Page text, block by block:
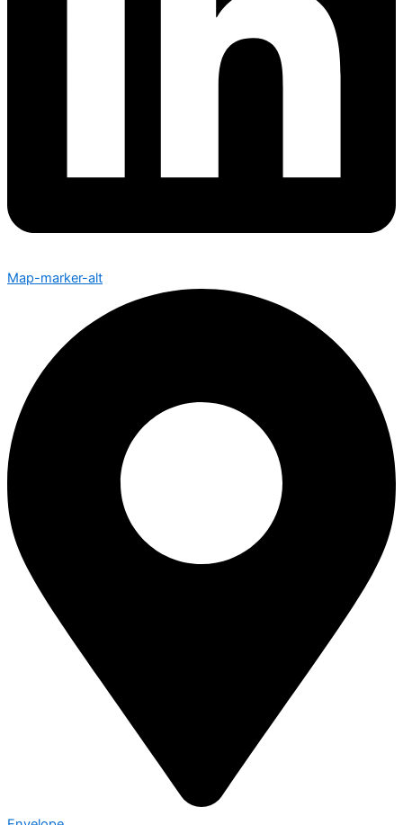
Map-marker-alt